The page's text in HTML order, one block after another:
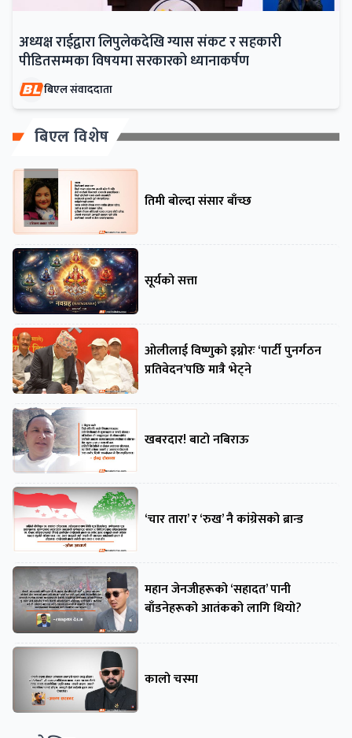
अध्यक्ष राईद्वारा लिपुलेकदेखि ग्यास संकट र सहकारी
पीडितसम्मका विषयमा सरकारको ध्यानाकर्षण
बिएल संवाददाता
बिएल विशेष
तिमी बोल्दा संसार बाँच्छ
सूर्यको सत्ता
ओलीलाई विष्णुको इग्नोरः ‘पार्टी पुनर्गठन
प्रतिवेदन’पछि मात्रै भेट्ने
खबरदार! बाटो नबिराऊ
‘चार तारा’ र ‘रुख’ नै कांग्रेसको ब्रान्ड
महान जेनजीहरूको ‘सहादत’ पानी
बाँडनेहरूको आतंकको लागि थियो?
कालो चस्मा